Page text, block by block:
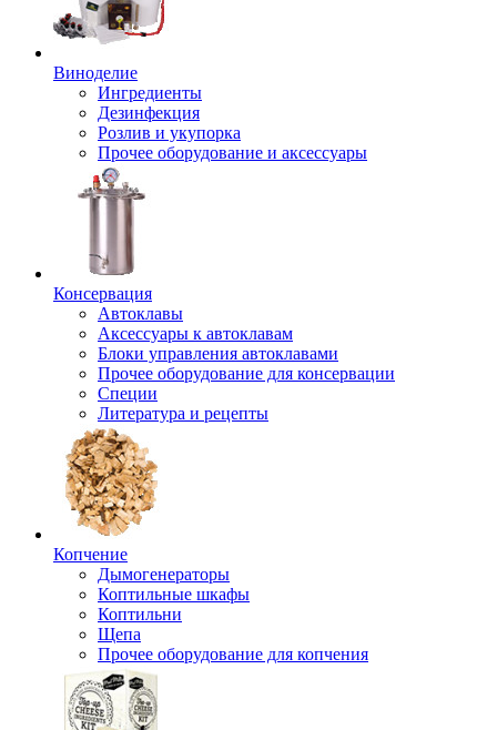
Виноделие
Ингредиенты
Дезинфекция
Розлив и укупорка
Прочее оборудование и аксессуары
Консервация
Автоклавы
Аксессуары к автоклавам
Блоки управления автоклавами
Прочее оборудование для консервации
Специи
Литература и рецепты
Копчение
Дымогенераторы
Коптильные шкафы
Коптильни
Щепа
Прочее оборудование для копчения